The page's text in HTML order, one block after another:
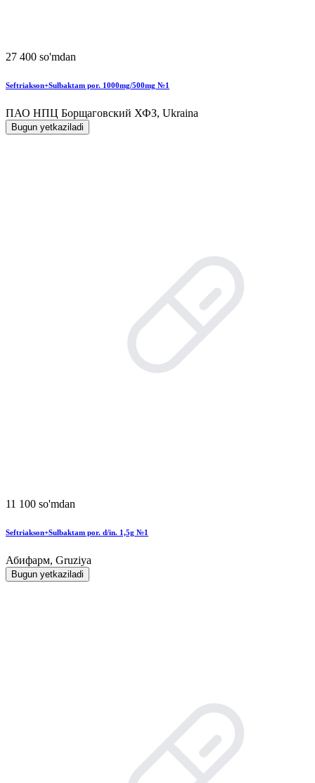
27 400 so'mdan
Seftriakson+Sulbaktam por. 1000mg/500mg №1
ПАО НПЦ Борщаговский ХФЗ, Ukraina
Bugun yetkaziladi
11 100 so'mdan
Seftriakson+Sulbaktam por. d/in. 1,5g №1
Абифарм, Gruziya
Bugun yetkaziladi